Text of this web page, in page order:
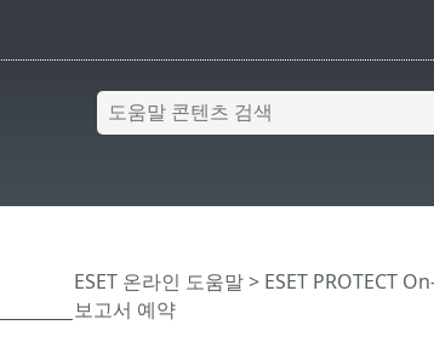
ESET 온라인 도움말> ESET PROTECT
보고서 예약